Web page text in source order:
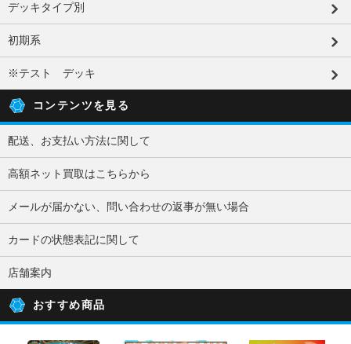
デッキタイプ別
初期系
※テスト デッキ
コンテンツを見る
配送、お支払い方法に関して
高額ネット買取はこちらから
メールが届かない、問い合わせの返事が無い場合
カードの状態表記に関して
店舗案内
おすすめ商品